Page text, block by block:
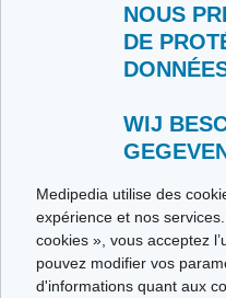
NOUS
DE
WIJ
Medipedia utilise des
expérience et nos
cookies », vous acceptez
pouvez modifier vos
d'informations quant aux
Ce site
© Vivio sa, 2014-2026 - Tous droits